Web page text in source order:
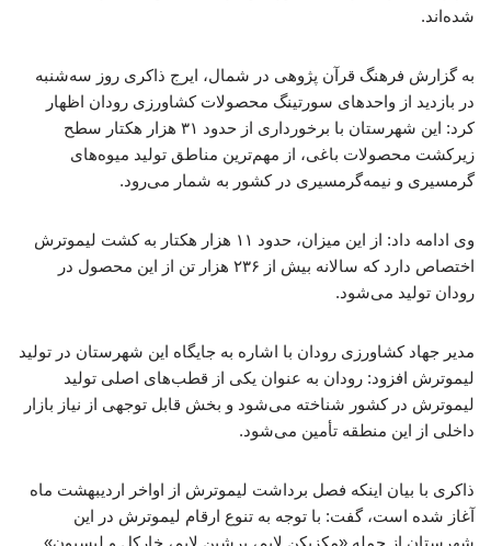
شده‌اند.
به گزارش فرهنگ قرآن پژوهی در شمال، ایرج ذاکری روز سه‌شنبه
در بازدید از واحدهای سورتینگ محصولات کشاورزی رودان اظهار
کرد: این شهرستان با برخورداری از حدود ۳۱ هزار هکتار سطح
زیرکشت محصولات باغی، از مهم‌ترین مناطق تولید میوه‌های
گرمسیری و نیمه‌گرمسیری در کشور به شمار می‌رود.
وی ادامه داد: از این میزان، حدود ۱۱ هزار هکتار به کشت لیموترش
اختصاص دارد که سالانه بیش از ۲۳۶ هزار تن از این محصول در
رودان تولید می‌شود.
مدیر جهاد کشاورزی رودان با اشاره به جایگاه این شهرستان در تولید
لیموترش افزود: رودان به عنوان یکی از قطب‌های اصلی تولید
لیموترش در کشور شناخته می‌شود و بخش قابل توجهی از نیاز بازار
داخلی از این منطقه تأمین می‌شود.
ذاکری با بیان اینکه فصل برداشت لیموترش از اواخر اردیبهشت ماه
آغاز شده است، گفت: با توجه به تنوع ارقام لیموترش در این
شهرستان از جمله «مکزیکن لایم، پرشین لایم، خارکل و لیسبون»